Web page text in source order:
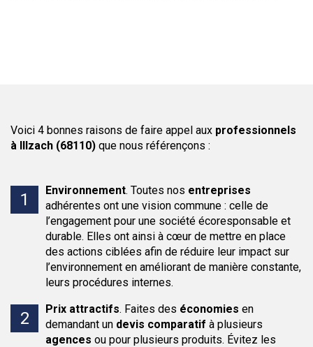
Voici 4 bonnes raisons de faire appel aux professionnels
à Illzach (68110) que nous référençons :
Environnement. Toutes nos entreprises
adhérentes ont une vision commune : celle de
l’engagement pour une société écoresponsable et
durable. Elles ont ainsi à cœur de mettre en place
des actions ciblées afin de réduire leur impact sur
l’environnement en améliorant de manière constante,
leurs procédures internes.
Prix attractifs. Faites des économies en
demandant un devis comparatif à plusieurs
agences ou pour plusieurs produits. Évitez les